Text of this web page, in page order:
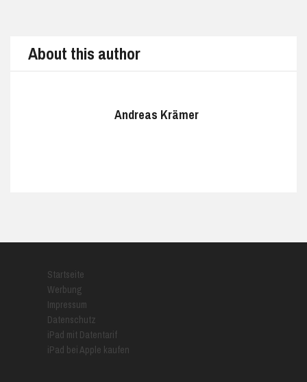
About this author
Andreas Krämer
Startseite
Werbung
Impressum
Datenschutz
iPad mit Datentarif
iPad bei Apple kaufen